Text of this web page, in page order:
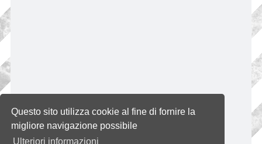
Questo sito utilizza cookie al fine di fornire la
migliore navigazione possibile
Ulteriori informazioni